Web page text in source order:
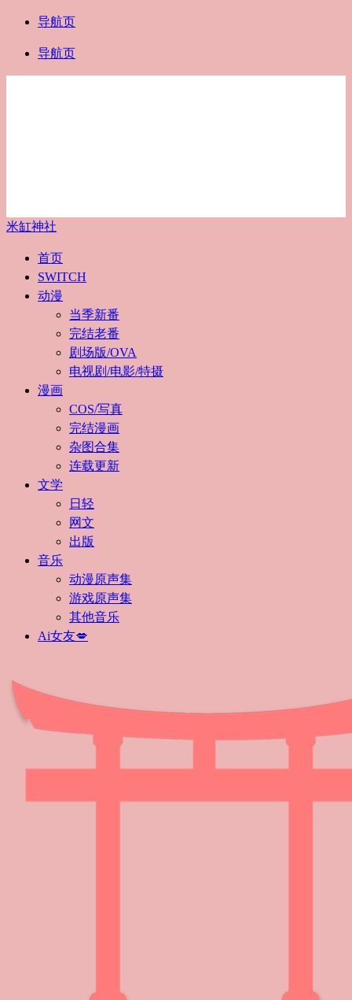
导航页
导航页
米缸神社
首页
SWITCH
动漫
当季新番
完结老番
剧场版/OVA
电视剧/电影/特摄
漫画
COS/写真
完结漫画
杂图合集
连载更新
文学
日轻
网文
出版
音乐
动漫原声集
游戏原声集
其他音乐
Ai女友💋